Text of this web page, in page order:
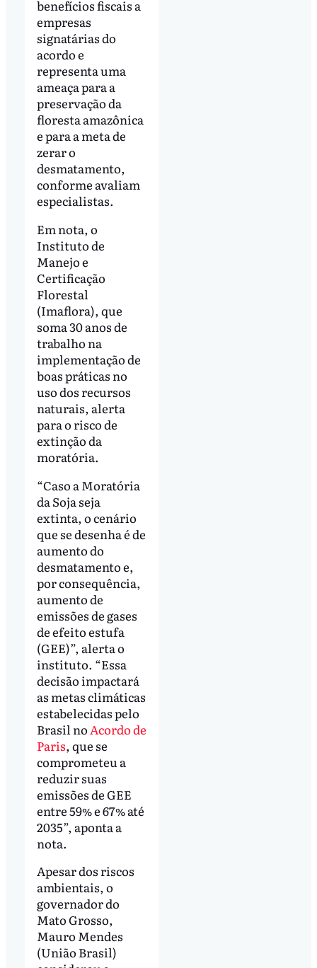
benefícios fiscais a
empresas
signatárias do
acordo e
representa uma
ameaça para a
preservação da
floresta amazônica
e para a meta de
zerar o
desmatamento,
conforme avaliam
especialistas.
Em nota, o
Instituto de
Manejo e
Certificação
Florestal
(Imaflora), que
soma 30 anos de
trabalho na
implementação de
boas práticas no
uso dos recursos
naturais, alerta
para o risco de
extinção da
moratória.
“Caso a Moratória
da Soja seja
extinta, o cenário
que se desenha é de
aumento do
desmatamento e,
por consequência,
aumento de
emissões de gases
de efeito estufa
(GEE)”, alerta o
instituto. “Essa
decisão impactará
as metas climáticas
estabelecidas pelo
Brasil no Acordo de
Paris, que se
comprometeu a
reduzir suas
emissões de GEE
entre 59% e 67% até
2035”, aponta a
nota.
Apesar dos riscos
ambientais, o
governador do
Mato Grosso,
Mauro Mendes
(União Brasil)